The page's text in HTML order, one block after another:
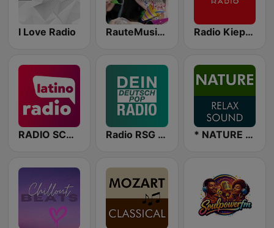
I Love Radio RauteMusik PartyHits Radio Kiepenkerl - Schlager
RADIO SCHWABEN LATINO RADIO Radio RSG Deutsch Pop * NATURE RELAX SOUND